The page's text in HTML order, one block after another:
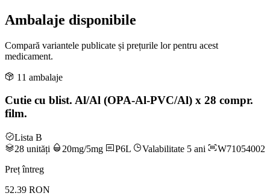
Ambalaje disponibile
Compară variantele publicate și prețurile lor pentru acest
medicament.
11 ambalaje
Cutie cu blist. Al/Al (OPA-Al-PVC/Al) x 28 compr.
film.
Lista B
28 unități
20mg/5mg P6L Valabilitate 5 ani
W71054002
Preț întreg
52.39 RON